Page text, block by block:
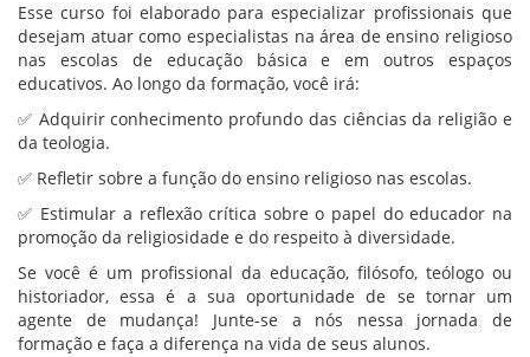
Esse curso foi elaborado para especializar profissionais que
desejam atuar como especialistas na área de ensino religioso
nas escolas de educação básica e em outros espaços
educativos. Ao longo da formação, você irá:
✅ Adquirir conhecimento profundo das ciências da religião e
da teologia.
✅ Refletir sobre a função do ensino religioso nas escolas.
✅ Estimular a reflexão crítica sobre o papel do educador na
promoção da religiosidade e do respeito à diversidade.
Se você é um profissional da educação, filósofo, teólogo ou
historiador, essa é a sua oportunidade de se tornar um
agente de mudança! Junte-se a nós nessa jornada de
formação e faça a diferença na vida de seus alunos.